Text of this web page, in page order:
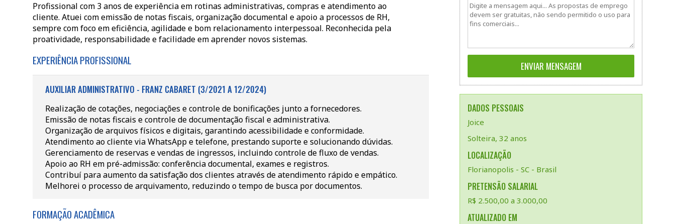
DADOS PESSOAIS
Joice
Solteira, 32 anos
LOCALIZAÇÃO
Florianopolis - SC - Brasil
PRETENSÃO SALARIAL
R$ 2.500,00 a 3.000,00
ATUALIZADO EM
Profissional com 3 anos de experiência em rotinas administrativas, compras e atendimento ao
cliente. Atuei com emissão de notas fiscais, organização documental e apoio a processos de RH,
sempre com foco em eficiência, agilidade e bom relacionamento interpessoal. Reconhecida pela
proatividade, responsabilidade e facilidade em aprender novos sistemas.
EXPERIÊNCIA PROFISSIONAL
AUXILIAR ADMINISTRATIVO - FRANZ CABARET (3/2021 A 12/2024)
Realização de cotações, negociações e controle de bonificações junto a fornecedores.
Emissão de notas fiscais e controle de documentação fiscal e administrativa.
Organização de arquivos físicos e digitais, garantindo acessibilidade e conformidade.
Atendimento ao cliente via WhatsApp e telefone, prestando suporte e solucionando dúvidas.
Gerenciamento de reservas e vendas de ingressos, incluindo controle de fluxo de vendas.
Apoio ao RH em pré-admissão: conferência documental, exames e registros.
Contribuí para aumento da satisfação dos clientes através de atendimento rápido e empático.
Melhorei o processo de arquivamento, reduzindo o tempo de busca por documentos.
FORMAÇÃO ACADÊMICA